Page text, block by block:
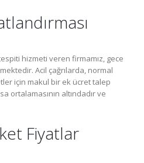
hizmeti veren firmamız, gece
Acil çağrılarda, normal
için makul bir ek ücret talep
ortalamasının altındadır ve
Fiyatlar